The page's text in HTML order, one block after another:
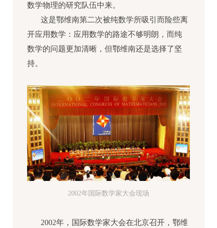
数学物理的研究队伍中来。
这是鄂维南第二次被纯数学所吸引而险些离
开应用数学：应用数学的路途不够明朗，而纯
数学的问题更加清晰，但鄂维南还是选择了坚
持。
2002年国际数学家大会现场
2002年，国际数学家大会在北京召开，鄂维